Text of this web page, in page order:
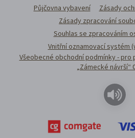
Půjčovna vybavení
Zásady
Zásady zpracování
Souhlas se zpracováním
Vnitřní oznamovací systém
Všeobecné obchodní podmínky - pro
„Zámecké návrší“